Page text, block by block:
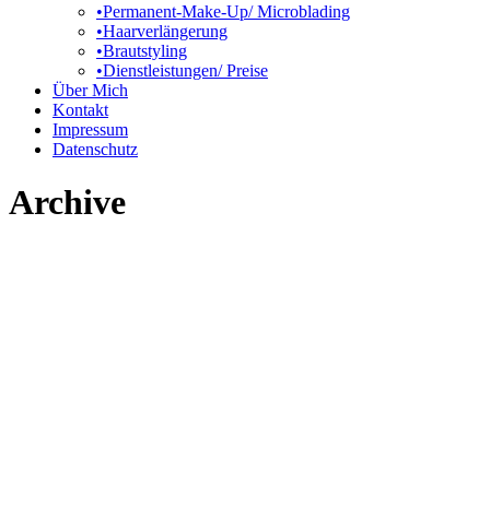
•Permanent-Make-Up/ Microblading
•Haarverlängerung
•Brautstyling
•Dienstleistungen/ Preise
Über Mich
Kontakt
Impressum
Datenschutz
Archive